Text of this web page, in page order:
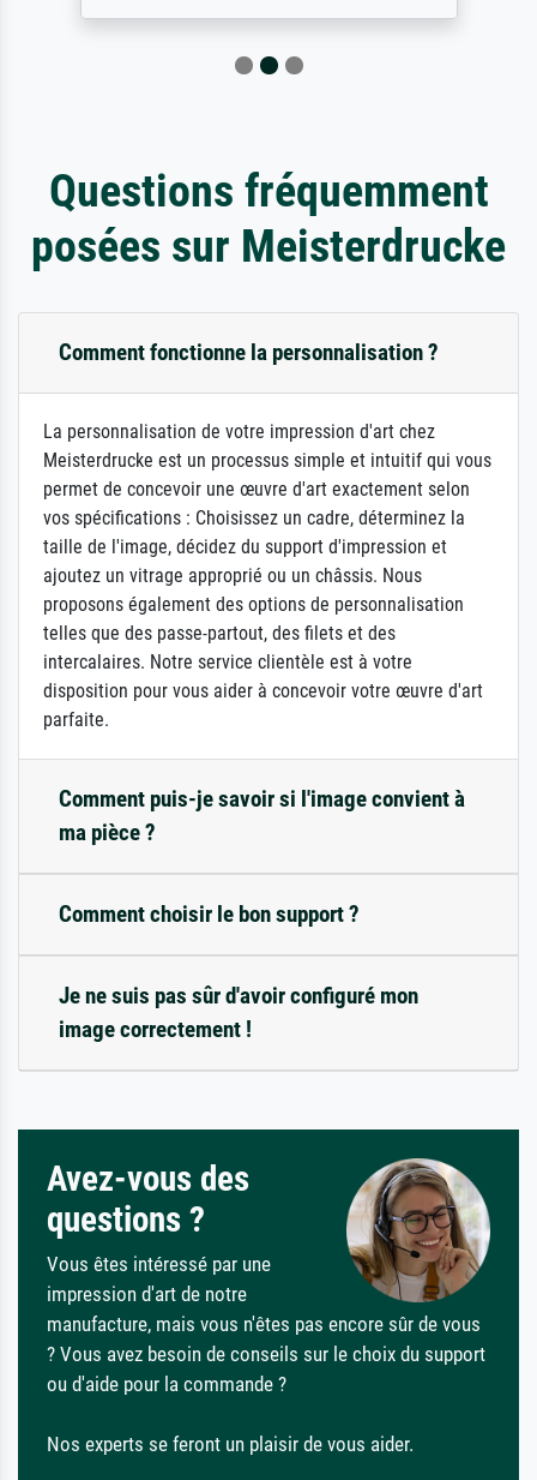
Questions fréquemment
posées sur Meisterdrucke
Comment fonctionne la personnalisation ?
La personnalisation de votre impression d'art chez
Meisterdrucke est un processus simple et intuitif qui vous
permet de concevoir une œuvre d'art exactement selon
vos spécifications : Choisissez un cadre, déterminez la
taille de l'image, décidez du support d'impression et
ajoutez un vitrage approprié ou un châssis. Nous
proposons également des options de personnalisation
telles que des passe-partout, des filets et des
intercalaires. Notre service clientèle est à votre
disposition pour vous aider à concevoir votre œuvre d'art
parfaite.
Comment puis-je savoir si l'image convient à
ma pièce ?
Comment choisir le bon support ?
Je ne suis pas sûr d'avoir configuré mon
image correctement !
Avez-vous des
questions ?
Vous êtes intéressé par une
impression d'art de notre
manufacture, mais vous n'êtes pas encore sûr de vous
? Vous avez besoin de conseils sur le choix du support
ou d'aide pour la commande ?
Nos experts se feront un plaisir de vous aider.